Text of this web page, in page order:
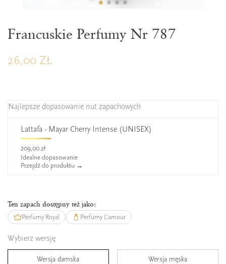
Francuskie Perfumy Nr 787
26,00 ZŁ
Najlepsze dopasowanie nut zapachowych
Lattafa - Mayar Cherry Intense (UNISEX)
209,00 zł
Idealne dopasowanie
Przejdź do produktu →
Ten zapach dostępny też jako:
Perfumy Royal Perfumy L'amour
Wybierz wersję
Wersja damska Wersja męska